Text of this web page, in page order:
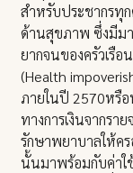
สำหรับประชากรทุ
ด้านสุขภาพ ซึ่งมีม
ยากจนของครัวเรื
(Health
ภายในปี 2570หรื
ทางการเงินจากร
รักษาพยาบาลให้ค
นั้นมาพร้อมกับค่าใ